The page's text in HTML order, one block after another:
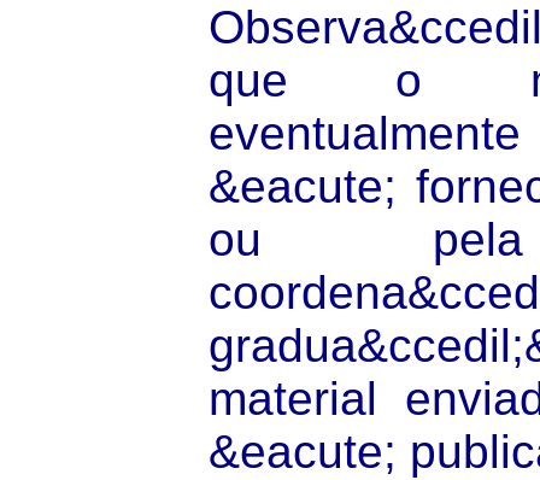
que o
&eacute;
ou pela
material
&eacute;